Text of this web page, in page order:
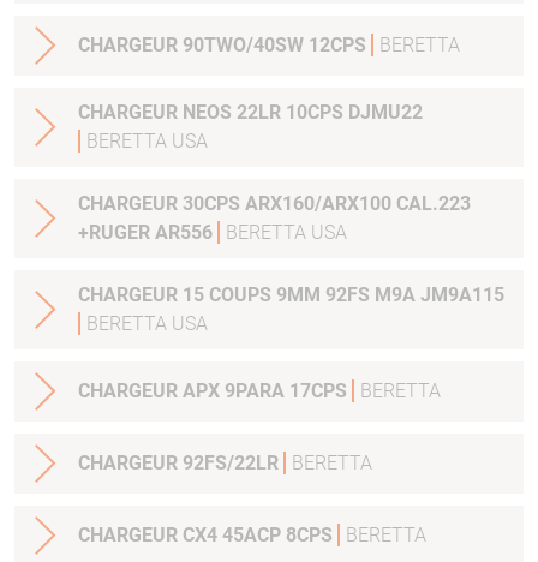
CHARGEUR 90TWO/40SW 12CPS BERETTA
CHARGEUR NEOS 22LR 10CPS DJMU22
BERETTA USA
CHARGEUR 30CPS ARX160/ARX100 CAL.223
+RUGER AR556
BERETTA USA
CHARGEUR 15 COUPS 9MM 92FS M9A JM9A115
BERETTA USA
CHARGEUR APX 9PARA 17CPS BERETTA
CHARGEUR 92FS/22LR BERETTA
CHARGEUR CX4 45ACP 8CPS BERETTA